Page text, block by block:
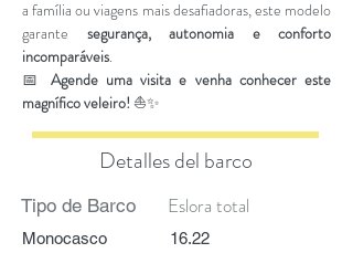
a família ou viagens mais desafiadoras, este modelo
garante segurança, autonomia e conforto
incomparáveis.
📅 Agende uma visita e venha conhecer este
magnífico veleiro! ⛵✨
Detalles del barco
Tipo de Barco Eslora total
Monocasco 16.22